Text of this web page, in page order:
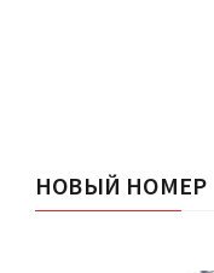
НОВЫЙ НОМЕР